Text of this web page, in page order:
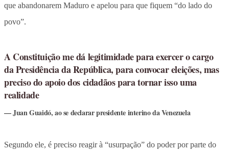
que abandonarem Maduro e apelou para que fiquem “do lado do
povo”.
A Constituição me dá legitimidade para exercer o cargo
da Presidência da República, para convocar eleições, mas
preciso do apoio dos cidadãos para tornar isso uma
realidade
Juan Guaidó, ao se declarar presidente interino da Venezuela
Segundo ele, é preciso reagir à “usurpação” do poder por parte do